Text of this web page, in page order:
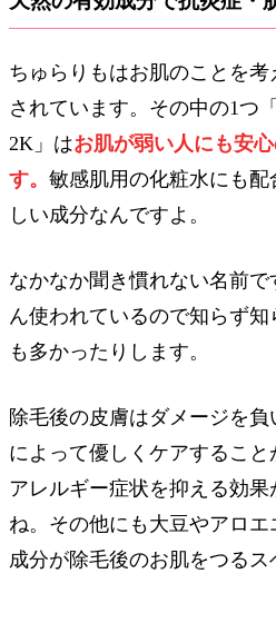
ちゅらりもはお肌のことを
されています。その中の1つ
2K」はお肌が弱い人にも安
す。 敏感肌用の化粧水にも
しい成分なんですよ。
なかなか聞き慣れない名前
ん使われているので知らず
も多かったりします。
除毛後の皮膚はダメージを
によって優しくケアするこ
アレルギー症状を抑える効
ね。その他にも大豆やアロ
成分が除毛後のお肌をつるス